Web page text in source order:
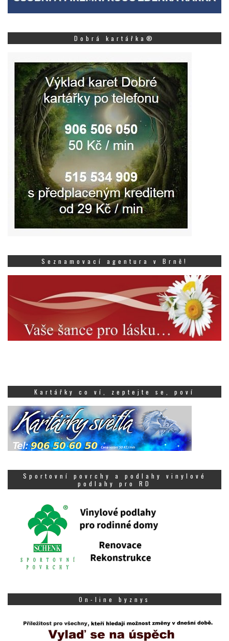
Dobrá kartářka®
Seznamovací agentura v Brně!
Kartářky co ví, zeptejte se, poví
Sportovní povrchy a podlahy vinylové
podlahy pro RD
On-line byznys